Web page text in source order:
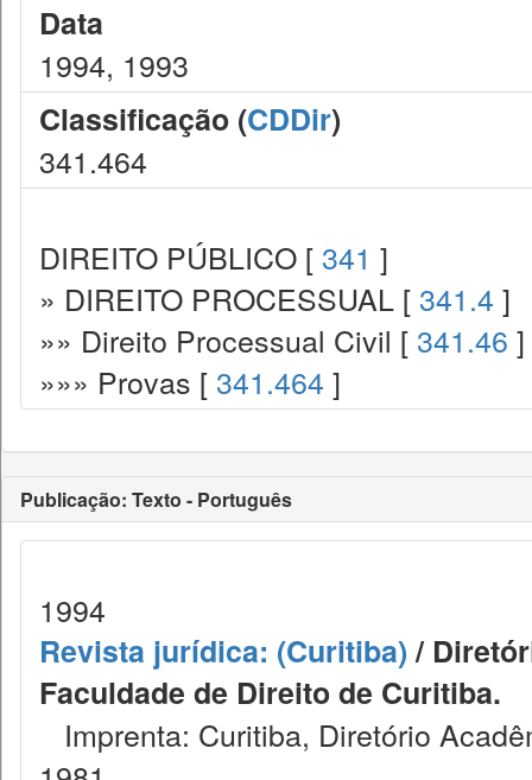
Data
1994, 1993
Classificação (CDDir)
341.464
DIREITO PÚBLICO [ 341 ]
» DIREITO PROCESSUAL [ 341.4 ]
»» Direito Processual Civil [ 341.46 ]
»»» Provas [ 341.464 ]
Publicação: Texto - Português
1994
Revista jurídica: (Curitiba)/
Faculdade de Direito de Curitiba.
Imprenta: Curitiba, Diretório